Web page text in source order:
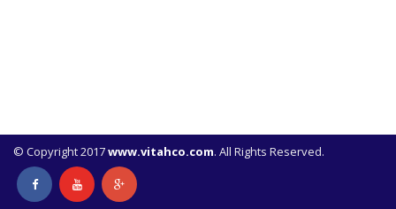
© Copyright 2017www.vitahco.com. All Rights Reserved.